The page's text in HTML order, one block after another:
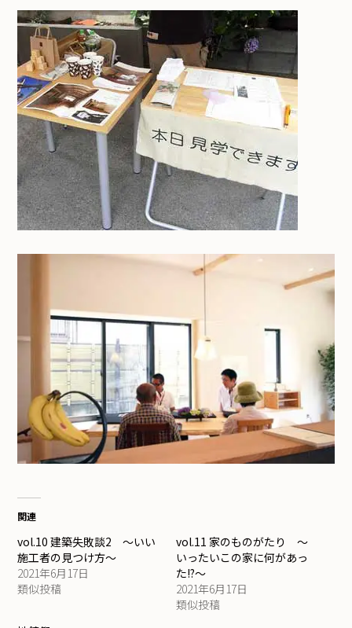
関連
vol.10 建築失敗談2 ～いい
施工者の見つけ方～
2021年6月17日
類似投稿
vol.11 家のものがたり ～
いったいこの家に何があっ
た!?～
2021年6月17日
類似投稿